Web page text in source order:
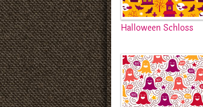
Halloween Schloss